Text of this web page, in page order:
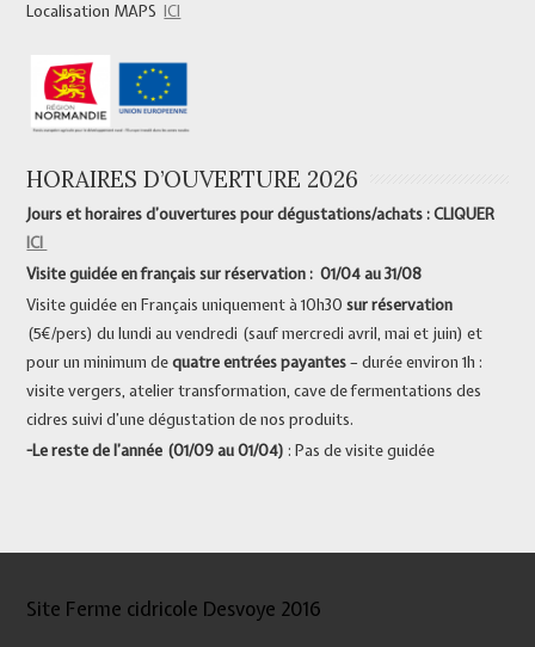
Localisation MAPSICI
HORAIRES D’OUVERTURE 2026
Jours et horaires d’ouvertures pour dégustations/achats : CLIQUER
ICI
Visite guidée en français sur réservation : 01/04 au 31/08
Visite guidée en Français uniquement à 10h30sur réservation
(5€/pers) du lundi au vendredi (sauf mercredi avril, mai et juin) et
pour un minimum dequatre entrées payantes– durée environ 1h :
visite vergers, atelier transformation, cave de fermentations des
cidres suivi d’une dégustation de nos produits.
-Le reste de l’année (01/09 au 01/04) : Pas de visite guidée
Site Ferme cidricole Desvoye 2016